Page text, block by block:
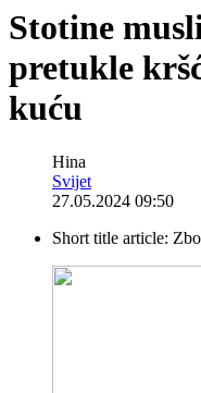
Stotine
pretukle
kuću
Hina
Svijet
27.05.2024 09:50
Short title article: